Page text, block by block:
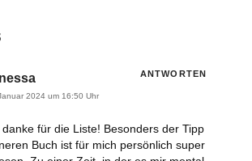
2024 um 16:50 Uhr
für die Liste! Besonders der Tipp
Buch ist für mich persönlich super
ANTWORTEN